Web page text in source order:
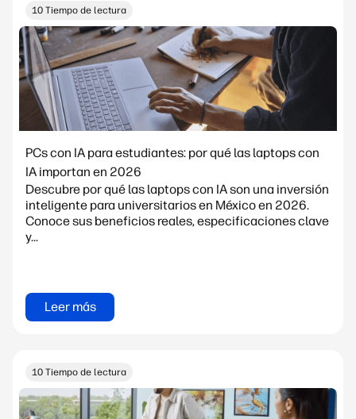
10 Tiempo de lectura
PCs con IA para estudiantes: por qué las laptops con
IA importan en 2026
Descubre por qué las laptops con IA son una inversión
inteligente para universitarios en México en 2026.
Conoce sus beneficios reales, especificaciones clave
y...
Leer más
10 Tiempo de lectura